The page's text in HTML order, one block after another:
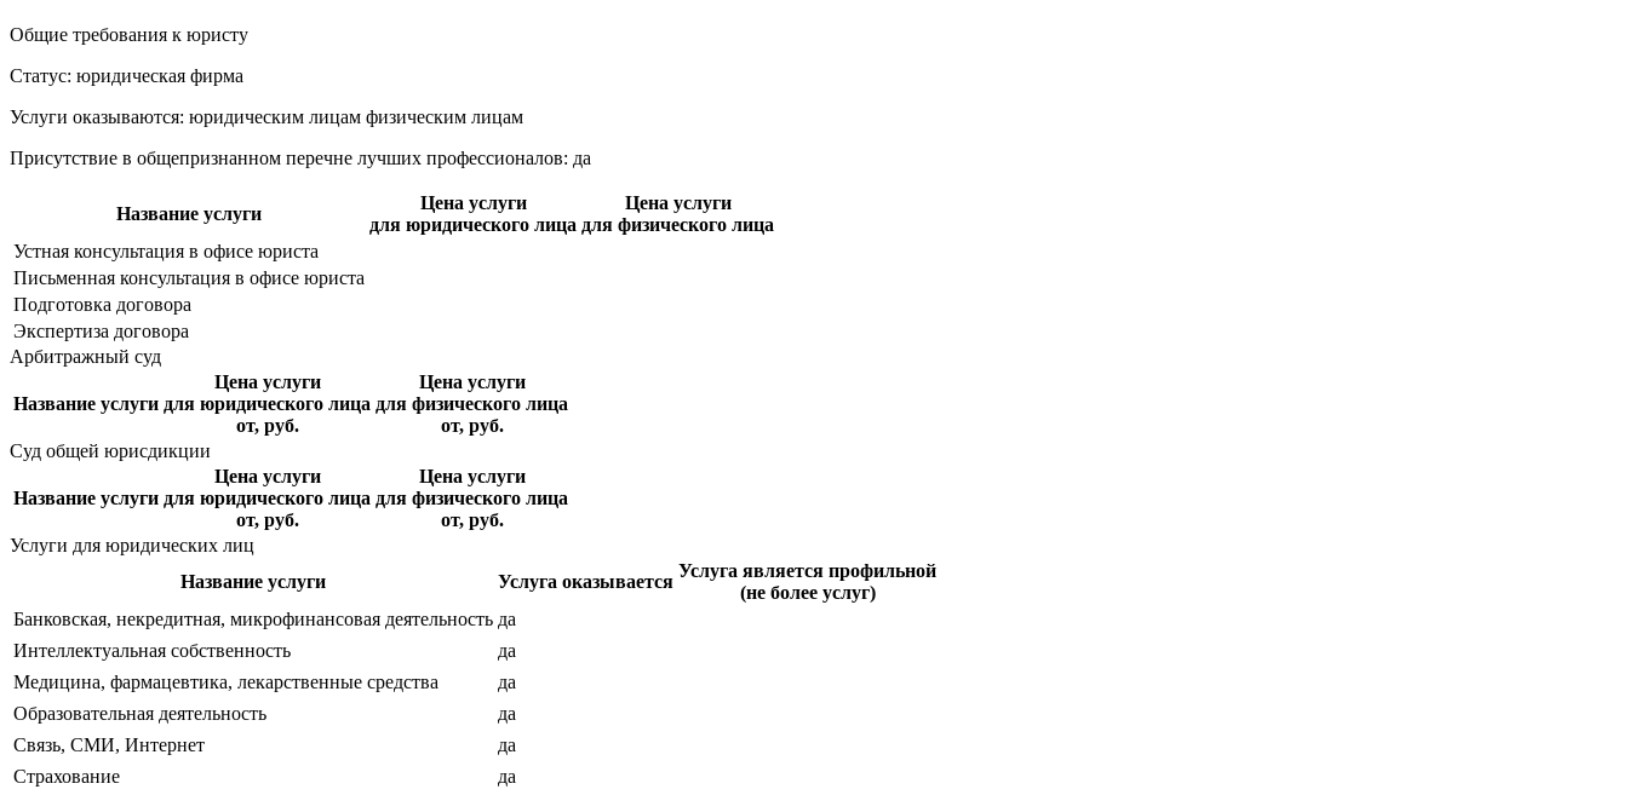
Общие требования к юристу
Статус: юридическая фирма
Услуги оказываются: юридическим лицам физическим лицам
Присутствие в общепризнанном перечне лучших профессионалов: да
Название услуги
Цена услуги
для юридического лица
Цена услуги
для физического лица
Устная консультация в офисе юриста
Письменная консультация в офисе юриста
Подготовка договора
Экспертиза договора
Арбитражный суд
Название услуги
Цена услуги
для юридического лица
от, руб.
Цена услуги
для физического лица
от, руб.
Суд общей юрисдикции
Название услуги
Цена услуги
для юридического лица
от, руб.
Цена услуги
для физического лица
от, руб.
Услуги для юридических лиц
Название услуги
Услуга оказывается
Услуга является профильной
(не более услуг)
Банковская, некредитная, микрофинансовая деятельность да
Интеллектуальная собственность
да
Медицина, фармацевтика, лекарственные средства
да
Образовательная деятельность
да
Связь, СМИ, Интернет
да
Страхование
да